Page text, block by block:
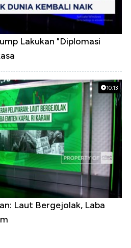
Lakukan "Diplomasi
10:13
Laut Bergejolak, Laba